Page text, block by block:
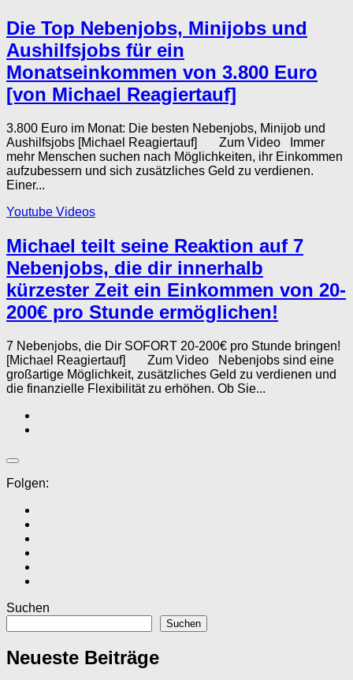
Die Top Nebenjobs, Minijobs und
Aushilfsjobs für ein
Monatseinkommen von 3.800 Euro
[von Michael Reagiertauf]
3.800 Euro im Monat: Die besten Nebenjobs, Minijob und
Aushilfsjobs [Michael Reagiertauf] Zum Video Immer
mehr Menschen suchen nach Möglichkeiten, ihr Einkommen
aufzubessern und sich zusätzliches Geld zu verdienen.
Einer...
Youtube Videos
Michael teilt seine Reaktion auf 7
Nebenjobs, die dir innerhalb
kürzester Zeit ein Einkommen von 20-
200€ pro Stunde ermöglichen!
7 Nebenjobs, die Dir SOFORT 20-200€ pro Stunde bringen!
[Michael Reagiertauf] Zum Video Nebenjobs sind eine
großartige Möglichkeit, zusätzliches Geld zu verdienen und
die finanzielle Flexibilität zu erhöhen. Ob Sie...
Folgen:
Suchen
Suchen
Neueste Beiträge